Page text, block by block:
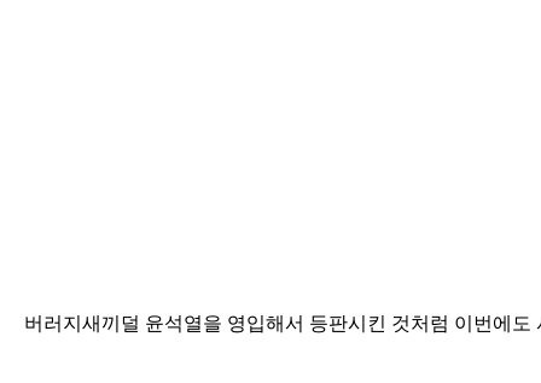
버러지새끼덜 윤석열을 영입해서 등판시킨 것처럼 이번에